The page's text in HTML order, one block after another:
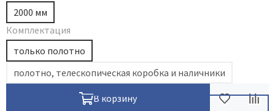
2000 мм
Комплектация
только полотно
полотно, телескопическая коробка и наличники
В корзину